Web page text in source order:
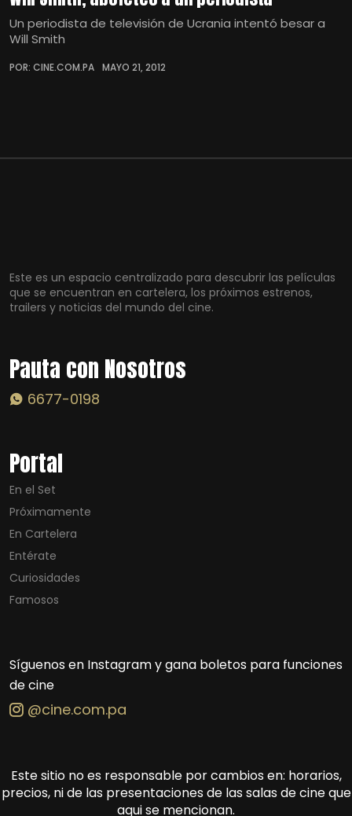
Un periodista de televisión de Ucrania intentó besar a
Will Smith
POR: CINE.COM.PA MAYO 21, 2012
Este es un espacio centralizado para descubrir las películas
que se encuentran en cartelera, los próximos estrenos,
trailers y noticias del mundo del cine.
Pauta con Nosotros
6677-0198
Portal
En el Set
Próximamente
En Cartelera
Entérate
Curiosidades
Famosos
Síguenos en Instagram y gana boletos para funciones
de cine
@cine.com.pa
Este sitio no es responsable por cambios en: horarios,
precios, ni de las presentaciones de las salas de cine que
aqui se mencionan.